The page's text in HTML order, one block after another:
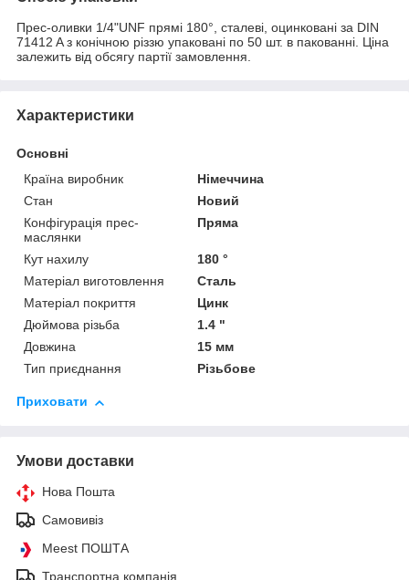
Прес-оливки 1/4"UNF прямі 180°, сталеві, оцинковані за DIN
71412 A з конічною різзю упаковані по 50 шт. в пакованні. Ціна
залежить від обсягу партії замовлення.
Характеристики
Основні
Країна виробник
Німеччина
Стан
Новий
Конфігурація прес-
маслянки
Пряма
Кут нахилу
180 °
Матеріал виготовлення
Сталь
Матеріал покриття
Цинк
Дюймова різьба
1.4 "
Довжина
15 мм
Тип приєднання
Різьбове
Приховати
Умови доставки
Нова Пошта
Самовивіз
Meest ПОШТА
Транспортна компанія